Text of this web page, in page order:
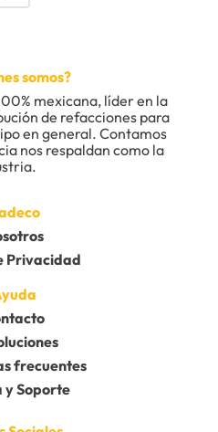
somos?
mexicana, líder en la
de refacciones para
en general. Contamos
nos respaldan como la
Privacidad
frecuentes
y Soporte